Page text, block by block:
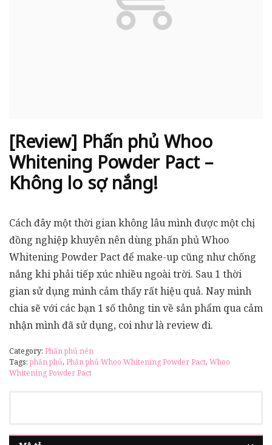
[Review] Phấn phủ Whoo
Whitening Powder Pact –
Không lo sợ nắng!
Cách đây một thời gian không lâu mình được một chị
đồng nghiệp khuyên nên dùng phấn phủ Whoo
Whitening Powder Pact để make-up cũng như chống
nắng khi phải tiếp xúc nhiều ngoài trời. Sau 1 thời
gian sử dụng mình cảm thấy rất hiệu quả. Nay mình
chia sẽ với các bạn 1 số thông tin về sản phẩm qua cảm
nhận mình đã sử dụng, coi như là review đi.
Category: Phấn phủ nén
Tags:phấn phủ, Phấn phủ Whoo Whitening Powder Pact, Whoo
Whitening Powder Pact